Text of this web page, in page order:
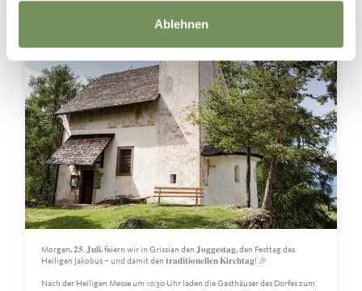
Ablehnen
Morgen, 𝟐𝟓. 𝐉𝐮𝐥𝐢, feiern wir in Grissian den 𝐉𝐨𝐠𝐠𝐞𝐬𝐭𝐚𝐠, den Festtag des
Heiligen Jakobus – und damit den 𝐭𝐫𝐚𝐝𝐢𝐭𝐢𝐨𝐧𝐞𝐥𝐥𝐞𝐧 𝐊𝐢𝐫𝐜𝐡𝐭𝐚𝐠! 🎉
Nach der Heiligen Messe um 10:30 Uhr laden die Gasthäuser des Dorfes zum